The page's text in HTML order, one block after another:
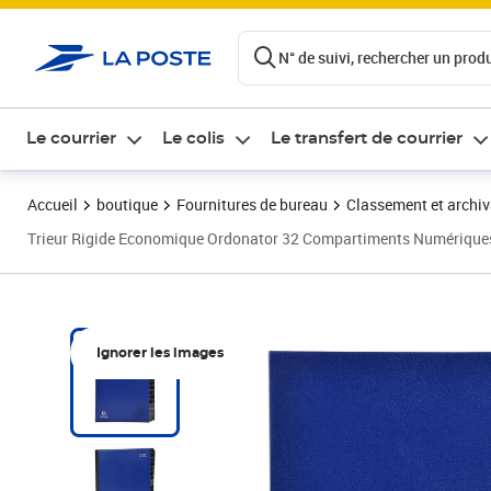
N° de suivi, rechercher un
Le courrier Le colis Le transfert de courrier
Accueil boutique Fournitures de bureau
Classement et
Trieur Rigide Economique Ordonator 32 Compartiments
Ignorer les images